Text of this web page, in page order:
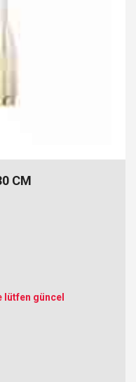
CM
lütfen güncel